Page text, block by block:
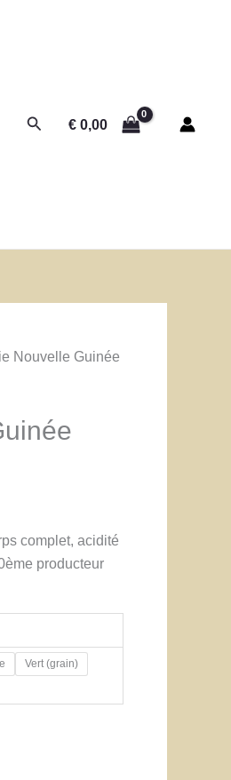
Rechercher
€0,00
Nouvelle Guinée
complet, acidité
producteur
Vert (grain)